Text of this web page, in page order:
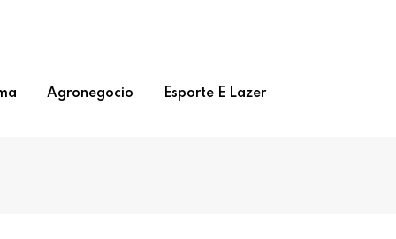
Agronegocio Esporte E Lazer